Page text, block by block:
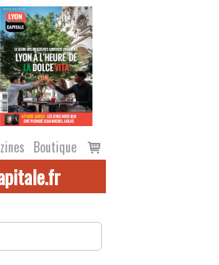
Boutique
Voir
le